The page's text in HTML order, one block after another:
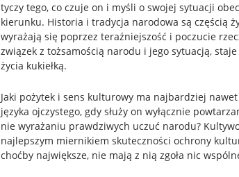
tyczy tego, co czuje on i myśli o swojej sytuacji
kierunku. Historia i tradycja narodowa są częścią
wyrażają się poprzez teraźniejszość i poczucie
związek z tożsamością narodu i jego sytuacją,
życia kukiełką.
Jaki pożytek i sens kulturowy ma najbardziej
języka ojczystego, gdy służy on wyłącznie
nie wyrażaniu prawdziwych uczuć narodu?
najlepszym miernikiem skuteczności ochrony
choćby największe, nie mają z nią zgoła nic